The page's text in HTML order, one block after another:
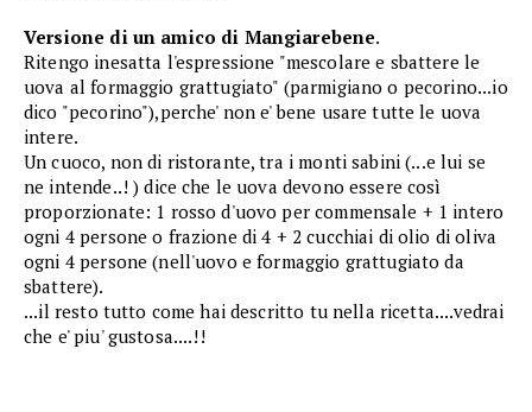
Versione di un amico di Mangiarebene.
Ritengo inesatta l'espressione "mescolare e sbattere le
uova al formaggio grattugiato" (parmigiano o pecorino...io
dico "pecorino"),perche' non e' bene usare tutte le uova
intere.
Un cuoco, non di ristorante, tra i monti sabini (...e lui se
ne intende..! ) dice che le uova devono essere così
proporzionate: 1 rosso d'uovo per commensale + 1 intero
ogni 4 persone o frazione di 4 + 2 cucchiai di olio di oliva
ogni 4 persone (nell'uovo e formaggio grattugiato da
sbattere).
...il resto tutto come hai descritto tu nella ricetta....vedrai
che e' piu' gustosa....!!